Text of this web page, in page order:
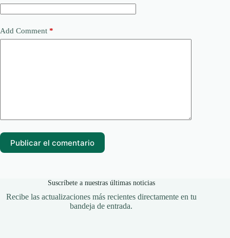
Add Comment *
Publicar el comentario
Suscríbete a nuestras últimas noticias
Recibe las actualizaciones más recientes directamente en tu
bandeja de entrada.